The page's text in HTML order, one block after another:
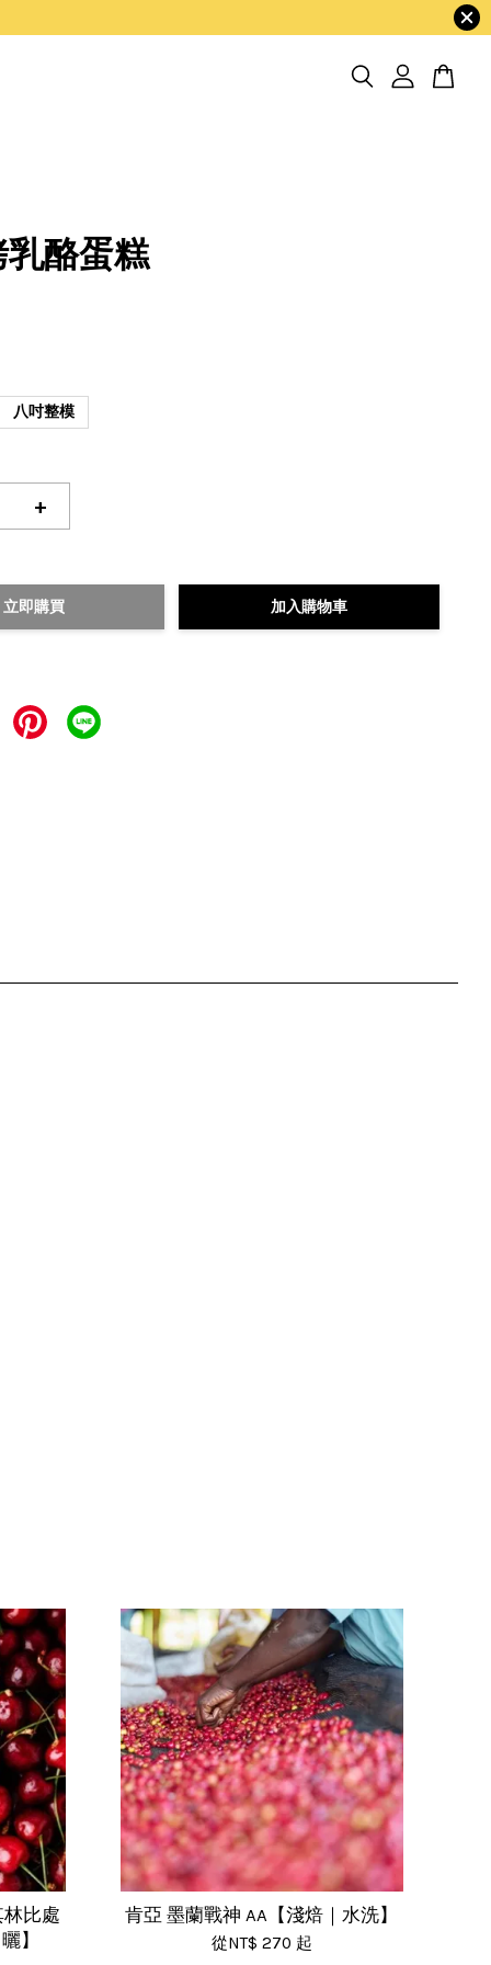
酪蛋糕
八吋整模
+
立即購買 加入購物車
比處
】
肯亞 墨蘭戰神 AA【淺焙｜水洗】
從NT$ 270 起